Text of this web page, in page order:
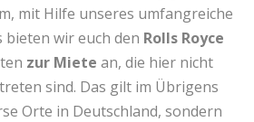
mit Hilfe unseres umfangreiche
wir euch den Rolls Royce
zur Miete an, die hier nicht
sind. Das gilt im Übrigens
Orte in Deutschland, sondern